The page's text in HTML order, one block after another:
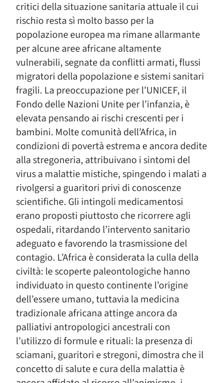
critici della situazione sanitaria attuale il cui
rischio resta sì molto basso per la
popolazione europea ma rimane allarmante
per alcune aree africane altamente
vulnerabili, segnate da conflitti armati, flussi
migratori della popolazione e sistemi sanitari
fragili. La preoccupazione per l’UNICEF, il
Fondo delle Nazioni Unite per l’infanzia, è
elevata pensando ai rischi crescenti per i
bambini. Molte comunità dell’Africa, in
condizioni di povertà estrema e ancora dedite
alla stregoneria, attribuivano i sintomi del
virus a malattie mistiche, spingendo i malati a
rivolgersi a guaritori privi di conoscenze
scientifiche. Gli intingoli medicamentosi
erano proposti piuttosto che ricorrere agli
ospedali, ritardando l’intervento sanitario
adeguato e favorendo la trasmissione del
contagio. L’Africa è considerata la culla della
civiltà: le scoperte paleontologiche hanno
individuato in questo continente l’origine
dell’essere umano, tuttavia la medicina
tradizionale africana attinge ancora da
palliativi antropologici ancestrali con
l’utilizzo di formule e rituali: la presenza di
sciamani, guaritori e stregoni, dimostra che il
concetto di salute e cura della malattia è